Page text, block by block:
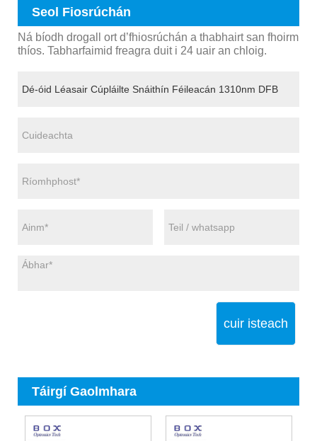
Seol Fiosrúchán
Ná bíodh drogall ort d’fhiosrúchán a thabhairt san fhoirm
thíos. Tabharfaimid freagra duit i 24 uair an chloig.
cuir isteach
Táirgí Gaolmhara